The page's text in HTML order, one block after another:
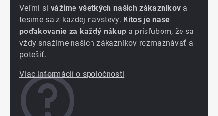
Veľmi si vážime všetkých našich zákazníkov a
tešíme sa z každej návštevy. Kitos je naše
poďakovanie za každý nákup a prísľubom, že sa
vždy snažíme našich zákazníkov rozmaznávať a
potešiť.
Viac informácií o spoločnosti